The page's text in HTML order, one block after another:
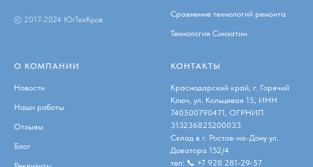
© 2017-2024 ЮгТехКров
Сравнение технологий ремонта
Технология Синзатим
О КОМПАНИИ
Новости
Наши работы
Отзывы
Блог
КОНТАКТЫ
Краснодарский край, г. Горячий
Ключ, ул. Кольцевая 15, ИНН
740500790471, ОГРНИП
313236825200033
Склад в г. Ростов-на-Дону ул.
Доватора 152/4
тел: 📞 +7 928 281-29-57